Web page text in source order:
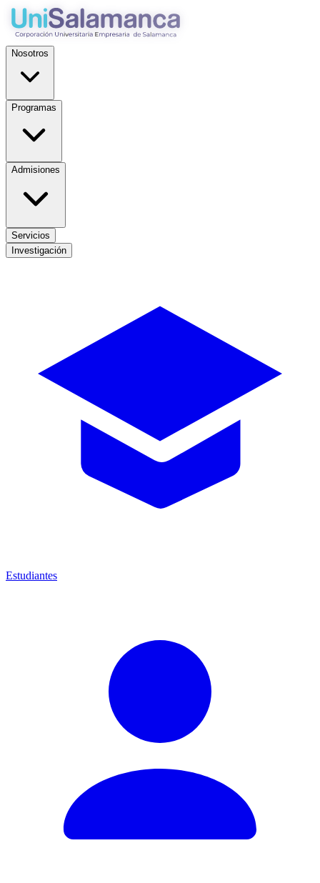
Nosotros
Programas
Admisiones
Servicios
Investigación
Estudiantes